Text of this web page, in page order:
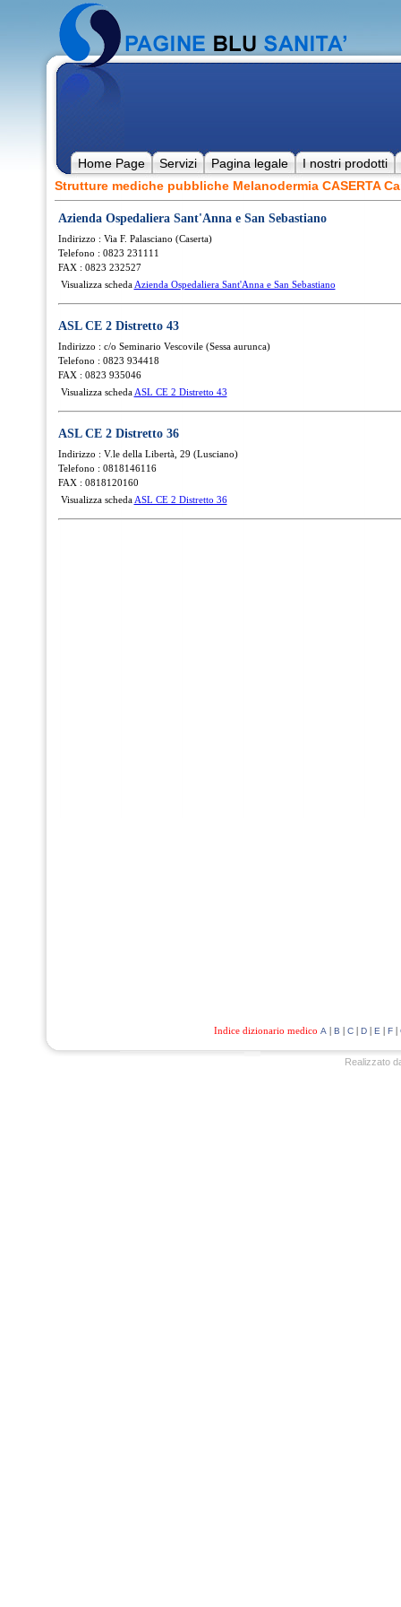
Home Page Servizi Pagina legale
I nostri prodotti
Strutture mediche pubbliche Melanodermia CASERTA
Azienda Ospedaliera Sant'Anna e San Sebastiano
Indirizzo : Via F. Palasciano (Caserta)
Telefono : 0823 231111
FAX : 0823 232527
Visualizza scheda Azienda Ospedaliera Sant'Anna e San Sebastiano
ASL CE 2 Distretto 43
Indirizzo : c/o Seminario Vescovile (Sessa aurunca)
Telefono : 0823 934418
FAX : 0823 935046
Visualizza scheda ASL CE 2 Distretto 43
ASL CE 2 Distretto 36
Indirizzo : V.le della Libertà, 29 (Lusciano)
Telefono : 0818146116
FAX : 0818120160
Visualizza scheda ASL CE 2 Distretto 36
Indice dizionario medico A | B | C| D| E | F|
Realizzato